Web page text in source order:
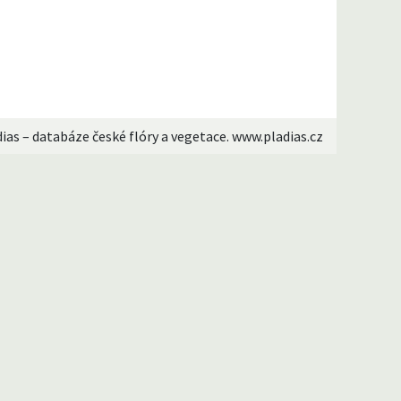
– databáze české flóry a vegetace. www.pladias.cz